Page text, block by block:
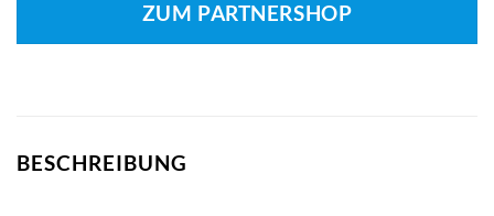
ZUM PARTNERSHOP
BESCHREIBUNG